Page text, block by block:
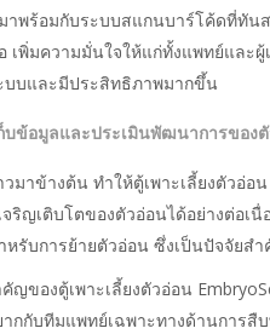
มาพร้อมกับระบบสแกนบาร์โค้ดที่ทั
เพิ่มความมั่นใจให้แก่ทั้งแพทย์และ
บบและมีประสิทธิภาพมากขึ้น
บข้อมูลและประเมินพัฒนาการของตั
าข้างต้น ทำให้ตู้เพาะเลี้ยงตัวอ่อ
ริญเติบโตของตัวอ่อนได้อย่างต่อเ
บการย้ายตัวอ่อน ซึ่งเป็นปัจจัยส
ญของตู้เพาะเลี้ยงตัวอ่อน
กกับทีมแพทย์เฉพาะทางด้านการสื